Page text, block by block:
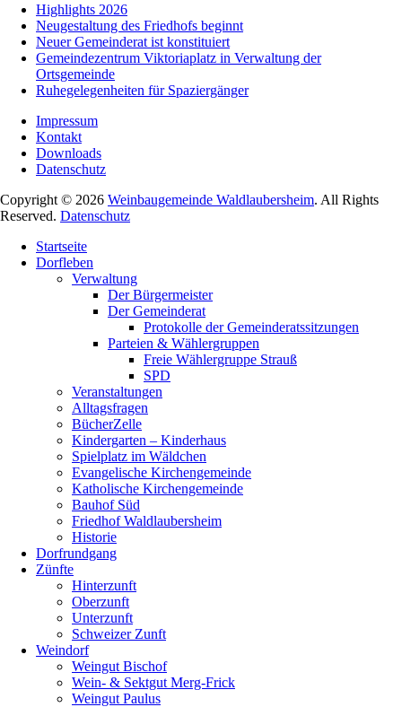
Highlights 2026
Neugestaltung des Friedhofs beginnt
Neuer Gemeinderat ist konstituiert
Gemeindezentrum Viktoriaplatz in Verwaltung der
Ortsgemeinde
Ruhegelegenheiten für Spaziergänger
Impressum
Kontakt
Downloads
Datenschutz
Copyright © 2026 Weinbaugemeinde Waldlaubersheim. All Rights
Reserved. Datenschutz
oben
scrollen
Startseite
Dorfleben
Verwaltung
Der Bürgermeister
Der Gemeinderat
Protokolle der Gemeinderatssitzungen
Parteien & Wählergruppen
Freie Wählergruppe Strauß
SPD
Veranstaltungen
Alltagsfragen
BücherZelle
Kindergarten – Kinderhaus
Spielplatz im Wäldchen
Evangelische Kirchengemeinde
Katholische Kirchengemeinde
Bauhof Süd
Friedhof Waldlaubersheim
Historie
Dorfrundgang
Zünfte
Hinterzunft
Oberzunft
Unterzunft
Schweizer Zunft
Weindorf
Weingut Bischof
Wein- & Sektgut Merg-Frick
Weingut Paulus